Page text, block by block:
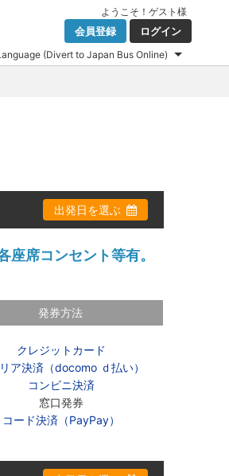
ようこそ！ ゲスト 様
会員登録 ログイン
(Divert to Japan Bus Online)
出発日を選ぶ
席コンセント等有。
発券方法
クレジットカード
ア決済（docomo ｄ払い）
コンビニ決済
窓口発券
コード決済（PayPay）